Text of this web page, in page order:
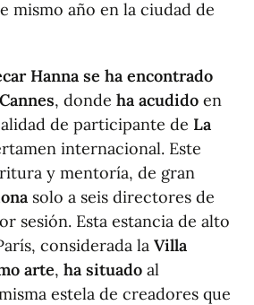
mismo año en la ciudad de
Hanna se ha encontrado
, donde ha acudido en
de participante de La
internacional. Este
y mentoría, de gran
solo a seis directores de
sesión. Esta estancia de alto
considerada la Villa
arte, ha situado al
estela de creadores que